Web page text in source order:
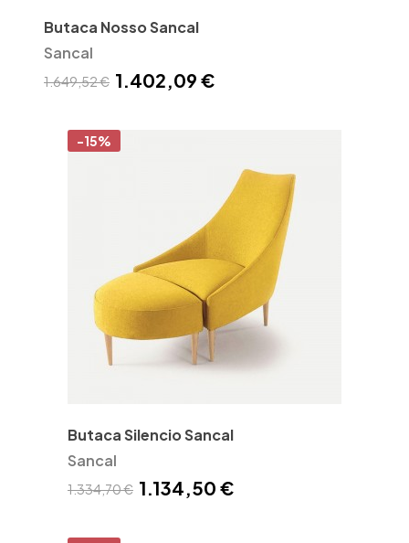
Butaca Nosso Sancal
Sancal
1.649,52 € 1.402,09 €
-15%
Butaca Silencio Sancal
Sancal
1.334,70 € 1.134,50 €